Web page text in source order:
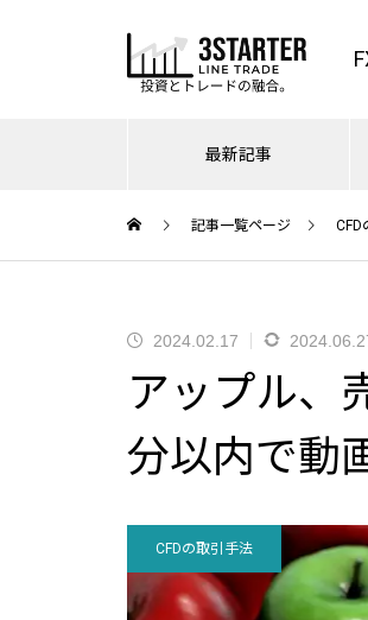
最新記事
均ナスダ
ドル円
観的に見
7/10ドル円、162.7でいきな
れたのはなぜか？ – まじめに
分析
「投資戦略
ナ
夏のナス
で考えよ
雇用統計
たのか否
記事一覧ページ CFD
2024.02.17
アップル、
分以内で動
CFDの取引手法